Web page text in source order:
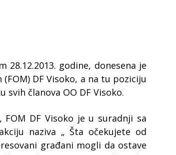
28.12.2013. godine, donesena je
DF Visoko, a na tu poziciju
svih članova OO DF Visoko.
DF Visoko je u suradnji sa
naziva „ Šta očekujete od
građani mogli da ostave